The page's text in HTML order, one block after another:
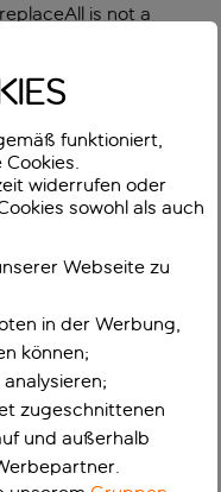
is not a
funktioniert,
widerrufen oder
sowohl als auch
Webseite zu
in der Werbung,
können;
zugeschnittenen
und außerhalb